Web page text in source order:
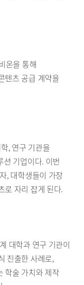
온을 통해
텐츠 공급 계약을
, 연구 기관을
션 기업이다. 이번
, 대학생들이 가장
로 자리 잡게 된다.
대학과 연구 기관이
진출한 사례로,
학술 가치와 제작